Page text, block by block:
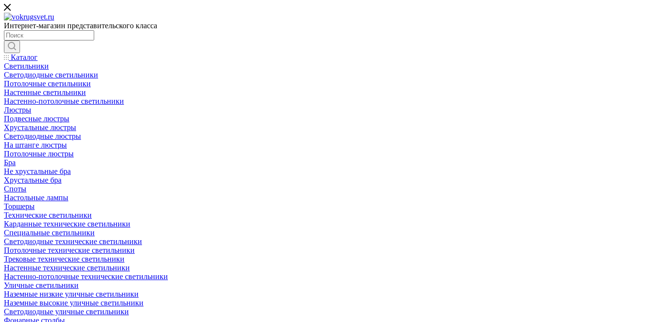
Интернет-магазин представительского класса
Каталог
Светильники
Светодиодные светильники
Потолочные светильники
Настенные светильники
Настенно-потолочные светильники
Люстры
Подвесные люстры
Хрустальные люстры
Светодиодные люстры
На штанге люстры
Потолочные люстры
Бра
Не хрустальные бра
Хрустальные бра
Споты
Настольные лампы
Торшеры
Технические светильники
Карданные технические светильники
Специальные светильники
Светодиодные технические светильники
Потолочные технические светильники
Трековые технические светильники
Настенные технические светильники
Настенно-потолочные технические светильники
Уличные светильники
Наземные низкие уличные светильники
Наземные высокие уличные светильники
Светодиодные уличные светильники
Фонарные столбы